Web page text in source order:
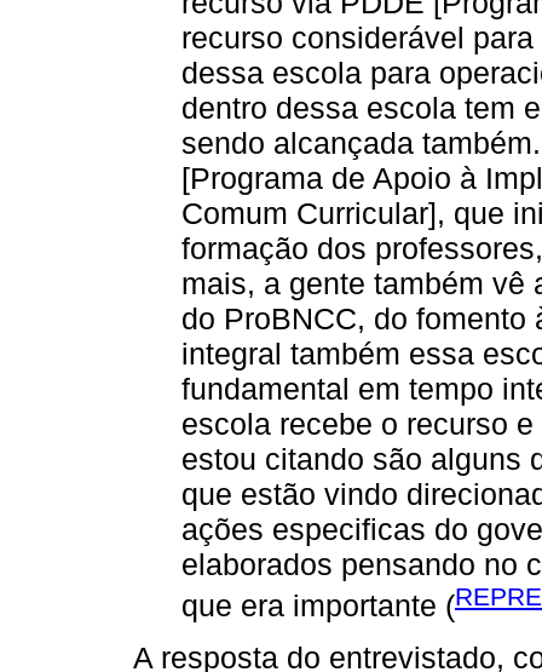
recurso considerável
dessa escola para
dentro dessa escola tem
sendo alcançada
[Programa de Apoio à
Comum Curricular], que
formação dos
mais, a gente também vê
do ProBNCC, do
integral também essa
fundamental em tempo
escola recebe o recurso
estou citando são alguns
que estão vindo
ações especificas do
elaborados pensando no
que era importante (
A resposta do entrevistado,